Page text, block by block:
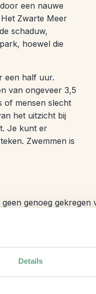
Details
een nauwe
Zwarte Meer
schaduw,
hoewel die
een half uur.
van ongeveer 3,5
of mensen slecht
het uitzicht bij
Je kunt er
Zwemmen is
geen genoeg
van de hiking trails in
en difficult. De
Durmitor. Ook hier zijn
Mount Everest en
andere manier om het